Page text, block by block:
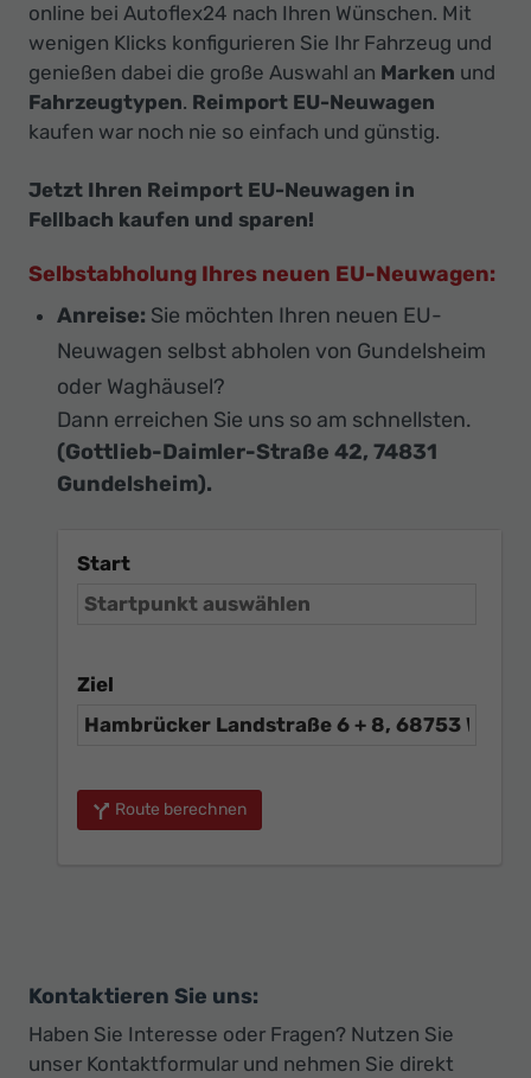
online bei Autoflex24 nach Ihren Wünschen. Mit
wenigen Klicks konfigurieren Sie Ihr Fahrzeug und
genießen dabei die große Auswahl an Marken und
Fahrzeugtypen. Reimport EU-Neuwagen
kaufen war noch nie so einfach und günstig.
Jetzt Ihren Reimport EU-Neuwagen in
Fellbach kaufen und sparen!
Selbstabholung Ihres neuen EU-Neuwagen:
Anreise: Sie möchten Ihren neuen EU-
Neuwagen selbst abholen von Gundelsheim
oder Waghäusel?
Dann erreichen Sie uns so am schnellsten.
(Gottlieb-Daimler-Straße 42, 74831
Gundelsheim).
Start
Ziel
Route berechnen
Kontaktieren Sie uns:
Haben Sie Interesse oder Fragen? Nutzen Sie
unser Kontaktformular und nehmen Sie direkt